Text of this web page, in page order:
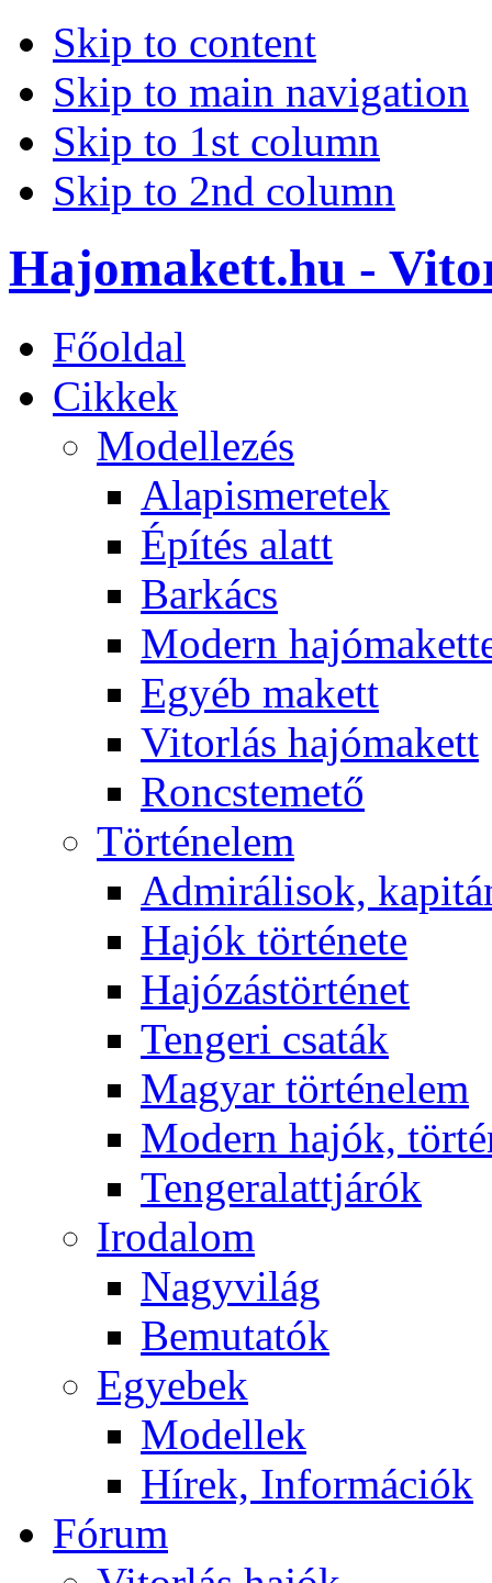
Skip to content
Skip to main navigation
Skip to 1st column
Skip to 2nd column
Hajomakett.hu -
Főoldal
Cikkek
Modellezés
Alapismeretek
Építés alatt
Barkács
Modern
Egyéb makett
Vitorlás hajómakett
Roncstemető
Történelem
Admirálisok,
Hajók története
Hajózástörténet
Tengeri csaták
Magyar történelem
Modern hajók,
Tengeralattjárók
Irodalom
Nagyvilág
Bemutatók
Egyebek
Modellek
Hírek, Információk
Fórum